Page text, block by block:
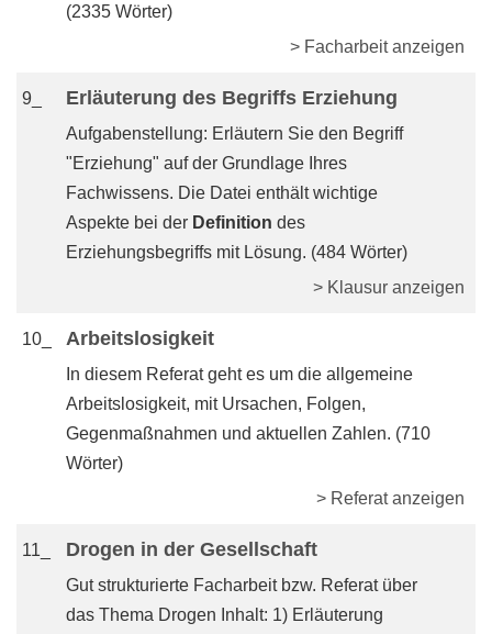
(2335 Wörter)
> Facharbeit anzeigen
9_ Erläuterung des Begriffs Erziehung
Aufgabenstellung: Erläutern Sie den Begriff
"Erziehung" auf der Grundlage Ihres
Fachwissens. Die Datei enthält wichtige
Aspekte bei der Definition des
Erziehungsbegriffs mit Lösung. (484 Wörter)
> Klausur anzeigen
10_ Arbeitslosigkeit
In diesem Referat geht es um die allgemeine
Arbeitslosigkeit, mit Ursachen, Folgen,
Gegenmaßnahmen und aktuellen Zahlen. (710
Wörter)
> Referat anzeigen
11_ Drogen in der Gesellschaft
Gut strukturierte Facharbeit bzw. Referat über
das Thema Drogen Inhalt: 1) Erläuterung